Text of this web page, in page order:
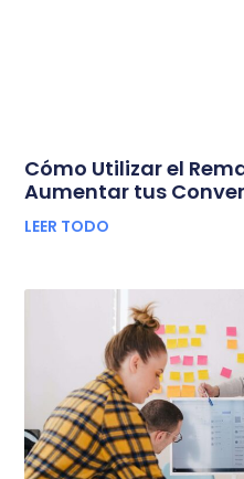
Cómo Utilizar el
Aumentar tus
LEER TODO